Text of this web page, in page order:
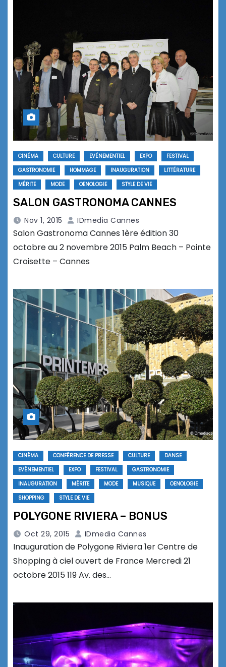
CINÉMA CULTURE EVÉNEMENTIEL EXPO
FESTIVAL
GASTRONOMIE
HOMMAGE INAUGURATION
LITTÉRATURE
MÉRITE
MODE OENOLOGIE STYLE DE VIE
SALON GASTRONOMA CANNES
Nov 1, 2015 IDmedia Cannes
Salon Gastronoma Cannes 1ère édition 30
octobre au 2 novembre 2015 Palm Beach – Pointe
Croisette – Cannes
CINÉMA CONFÉRENCE DE PRESSE CULTURE
DANSE
EVÉNEMENTIEL
EXPO FESTIVAL
GASTRONOMIE
INAUGURATION
MÉRITE MODE MUSIQUE
OENOLOGIE
SHOPPING
STYLE DE VIE
POLYGONE RIVIERA – BONUS
Oct 29, 2015 IDmedia Cannes
Inauguration de Polygone Riviera 1er Centre de
Shopping à ciel ouvert de France Mercredi 21
octobre 2015 119 Av. des…